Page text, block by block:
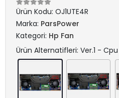
Ürün Kodu: OJ1UTE4R
Marka: ParsPower
Kategori: Hp Fan
Ürün Alternatifleri: Ver.1 -